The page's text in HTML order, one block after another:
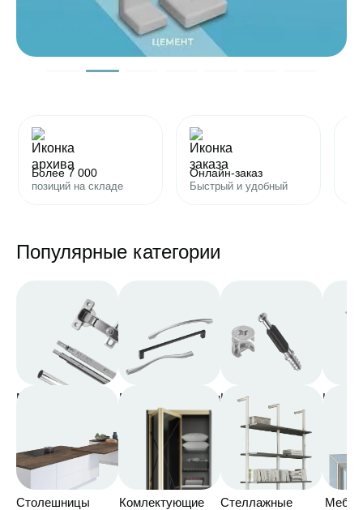
Более 7 000
позиций на складе
Онлайн-заказ
Быстрый и удобный
Популярные категории
Мебельная
Мебельные ручкиКрепления,
стяжка
Столешницы
Комлектующие
Стеллажные